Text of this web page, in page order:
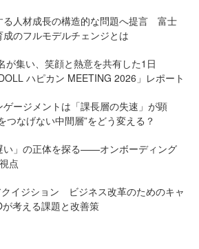
る人材成長の構造的な問題へ提言 富士
のフルモデルチェンジとは
が集い、笑顔と熱意を共有した1日
ハピカン MEETING 2026」レポート
ージメントは「課長層の失速」が顕
なげない中間層”をどう変える？
い」の正体を探る——オンボーディング
点
イジション ビジネス改革のためのキャ
が考える課題と改善策